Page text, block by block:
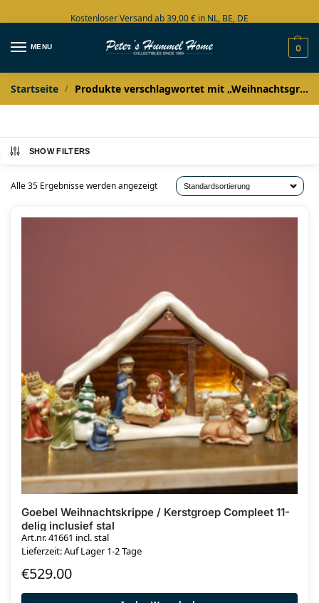
Kostenloser Versand ab 39,00 € in NL, BE, DE
Große Auswahl auf Lager
MENU 0
Startseite / Produkte verschlagwortet mit „Weihnachtsgruppe“
SHOW FILTERS
Alle 35 Ergebnisse werden angezeigt
Goebel Weihnachtskrippe / Kerstgroep Compleet 11-
delig inclusief stal
Art.nr. 41661 incl. stal
Lieferzeit: Auf Lager 1-2 Tage
€529.00